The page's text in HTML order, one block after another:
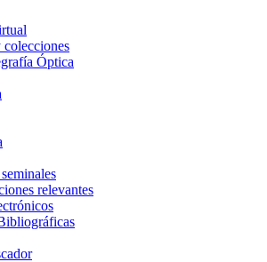
colecciones
Óptica
relevantes